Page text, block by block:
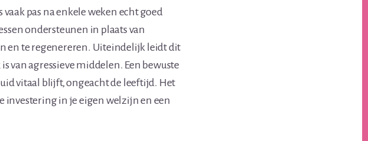
pas na enkele weken echt goed
ondersteunen in plaats van
en te regenereren. Uiteindelijk leidt dit
agressieve middelen. Een bewuste
vitaal blijft, ongeacht de leeftijd. Het
investering in je eigen welzijn en een